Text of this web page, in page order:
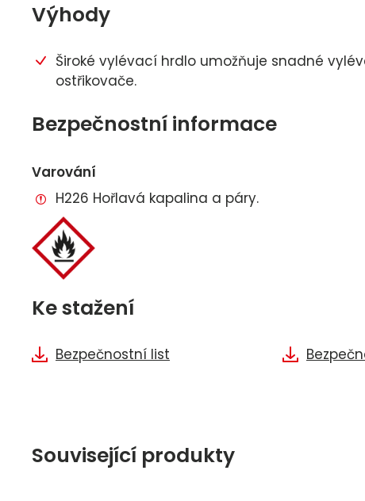
Výhody
Široké vylévací hrdlo umožňuje snadné
ostřikovače.
Bezpečnostní informace
Varování
H226 Hořlavá kapalina a páry.
Ke stažení
Bezpečnostní list
Související produkty